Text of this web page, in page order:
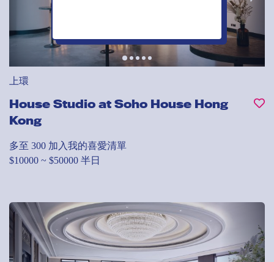
上環
House Studio at Soho House Hong
Kong
多至 300 加入我的喜愛清單
$10000 ~ $50000 半日